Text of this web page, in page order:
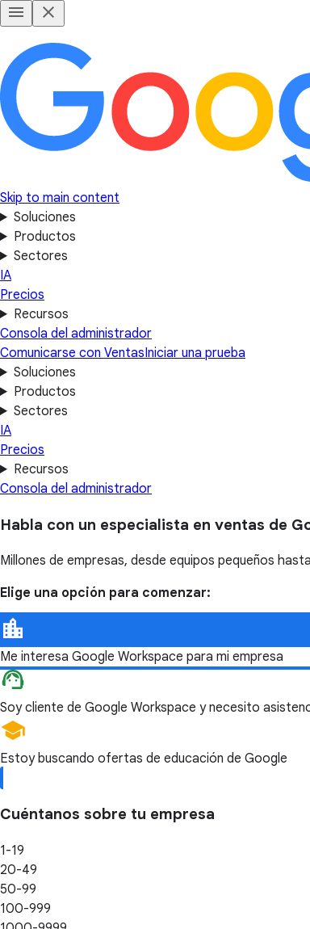
Skip to main content
Soluciones
Productos
Sectores
IA
Precios
Recursos
Consola del administrador
Comunicarse con VentasIniciar una prueba
Soluciones
Productos
Sectores
IA
Precios
Recursos
Consola del administrador
Habla con un especialista en ventas de
Millones de empresas, desde equipos pequeños
Elige una opción para comenzar:
Me interesa Google Workspace para mi empresa
Soy cliente de Google Workspace y necesito
Estoy buscando ofertas de educación de Google
Cuéntanos sobre tu empresa
1-19
20-49
50-99
100-999